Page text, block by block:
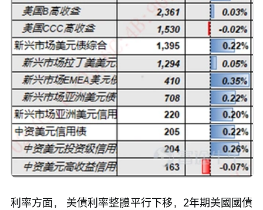
利率方面， 美債利率整體平行下移，2年期美國國債